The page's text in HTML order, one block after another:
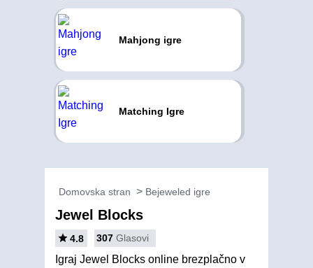
Mahjong igre
Matching Igre
Domovska stran Bejeweled igre
Jewel Blocks
4.8 307 Glasovi
Igraj Jewel Blocks online brezplačno v